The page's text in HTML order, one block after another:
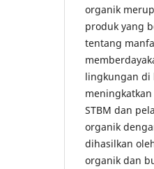
organik
produk yang
tentang
lingkungan di
STBM dan
organik
dihasilkan
organik dan